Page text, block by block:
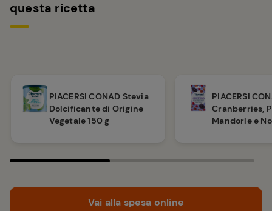
questa ricetta
PIACERSI CONAD Stevia
Dolcificante di Origine
Vegetale 150 g
PIACERSI
Cranberries,
Mandorle e
Vai alla spesa online